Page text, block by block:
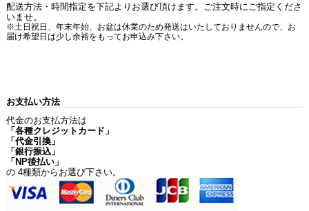
配送方法・時間指定を下記よりお選び頂けます。ご注文時にご指定くださ
いませ。
※土日祝日、年末年始、お盆は休業のため発送はいたしておりませんので、お
届け希望日は少し余裕をもってお申込み下さい。
お支払い方法
代金のお支払方法は
「各種クレジットカード」
「代金引換」
「銀行振込」
「NP後払い」
の 4種類からお選び下さい。